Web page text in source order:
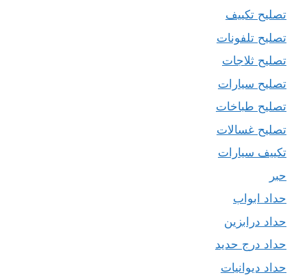
تصليح تكييف
تصليح تلفونات
تصليح ثلاجات
تصليح سيارات
تصليح طباخات
تصليح غسالات
تكييف سيارات
حبر
حداد ابواب
حداد درابزين
حداد درج حديد
حداد ديوانيات